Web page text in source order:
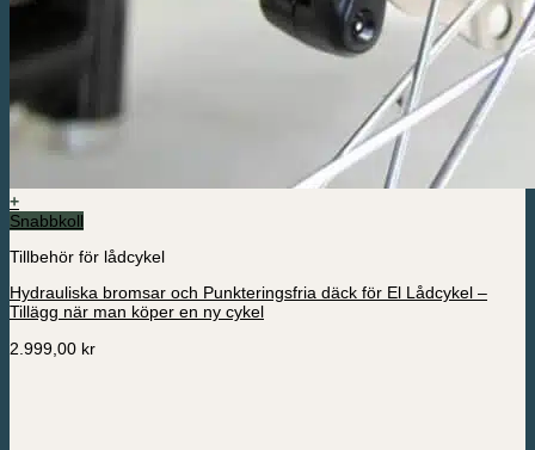
+
Snabbkoll
Tillbehör för lådcykel
Hydrauliska bromsar och Punkteringsfria däck för El Lådcykel –
Tillägg när man köper en ny cykel
2.999,00 kr